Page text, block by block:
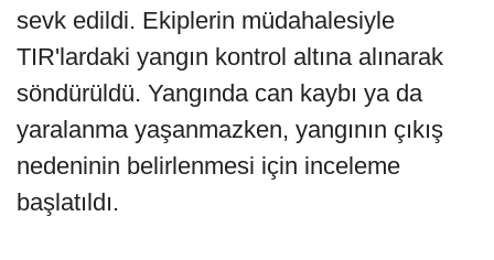
sevk edildi. Ekiplerin müdahalesiyle
TIR'lardaki yangın kontrol altına alınarak
söndürüldü. Yangında can kaybı ya da
yaralanma yaşanmazken, yangının çıkış
nedeninin belirlenmesi için inceleme
başlatıldı.